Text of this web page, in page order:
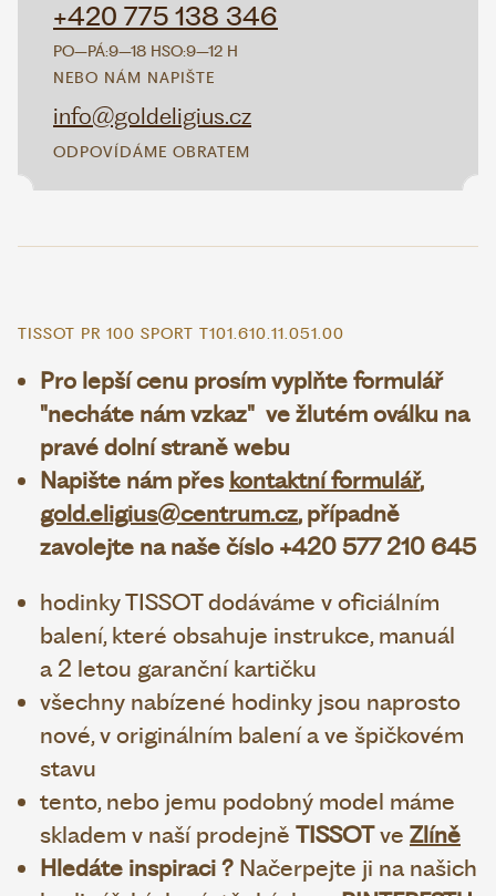
+420 775 138 346
PO–PÁ:9–18 HSO:9–12 H
NEBO NÁM NAPIŠTE
info@goldeligius.cz
ODPOVÍDÁME OBRATEM
TISSOT PR 100 SPORT T101.610.11.051.00
Pro lepší cenu prosím vyplňte formulář
"necháte nám vzkaz" ve žlutém oválku na
pravé dolní straně webu
Napište nám přes kontaktní formulář,
gold.eligius@centrum.cz, případně
zavolejte na naše číslo +420 577 210 645
hodinky TISSOT dodáváme v oficiálním
balení, které obsahuje instrukce, manuál
a 2 letou garanční kartičku
všechny nabízené hodinky jsou naprosto
nové, v originálním balení a ve špičkovém
stavu
tento, nebo jemu podobný model máme
skladem v naší prodejně TISSOTve Zlíně
Hledáte inspiraci ? Načerpejte ji na našich